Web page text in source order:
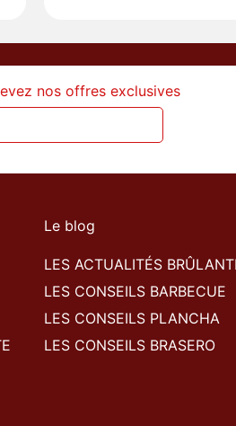
nos offres exclusives
Le blog
LES ACTUALITÉS
LES CONSEILS BARBECUE
LES CONSEILS PLANCHA
LES CONSEILS BRASERO